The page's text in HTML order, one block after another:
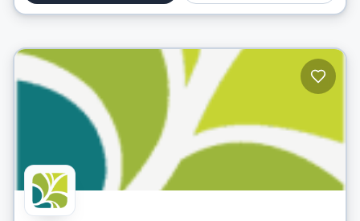
andre@brisbois-gardendesign.lu
Website